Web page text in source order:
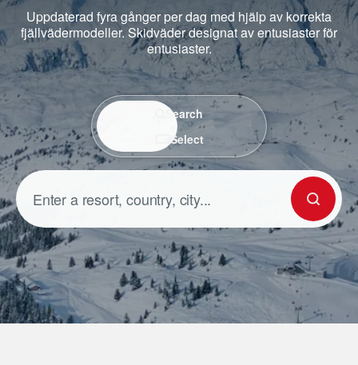
Uppdaterad fyra gånger per dag med hjälp av korrekta
fjällvädermodeller. Skidväder designat av entusiaster för
entusiaster.
Search / SelectSearch
Select